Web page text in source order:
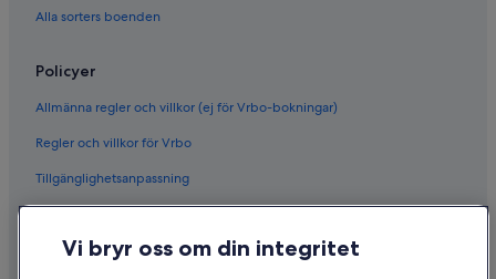
Alla sorters boenden
Policyer
Allmänna regler och villkor (ej för Vrbo-bokningar)
Regler och villkor för Vrbo
Tillgänglighetsanpassning
CookiesVi bryr oss om din integritet